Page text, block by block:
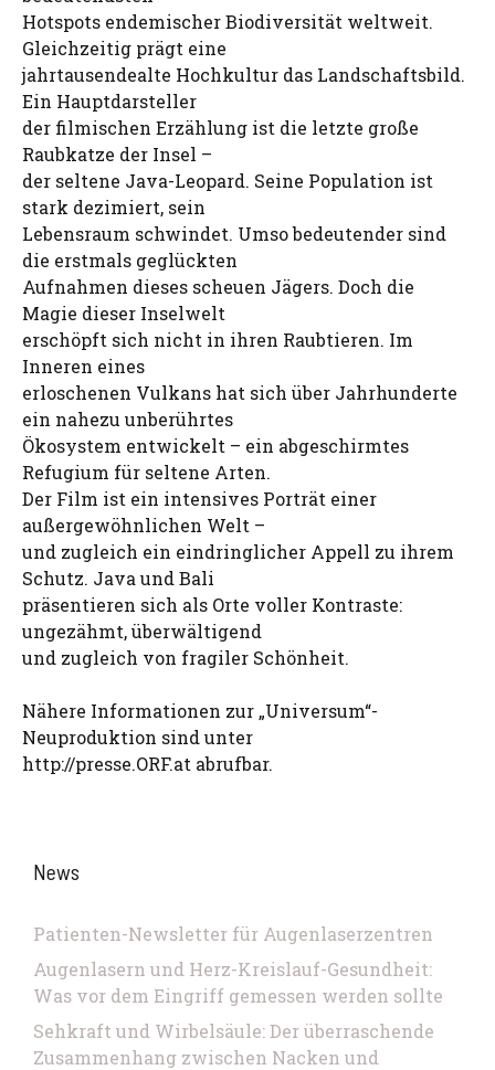
Hotspots endemischer Biodiversität weltweit.
Gleichzeitig prägt eine
jahrtausendealte Hochkultur das Landschaftsbild.
Ein Hauptdarsteller
der filmischen Erzählung ist die letzte große
Raubkatze der Insel –
der seltene Java-Leopard. Seine Population ist
stark dezimiert, sein
Lebensraum schwindet. Umso bedeutender sind
die erstmals geglückten
Aufnahmen dieses scheuen Jägers. Doch die
Magie dieser Inselwelt
erschöpft sich nicht in ihren Raubtieren. Im
Inneren eines
erloschenen Vulkans hat sich über Jahrhunderte
ein nahezu unberührtes
Ökosystem entwickelt – ein abgeschirmtes
Refugium für seltene Arten.
Der Film ist ein intensives Porträt einer
außergewöhnlichen Welt –
und zugleich ein eindringlicher Appell zu ihrem
Schutz. Java und Bali
präsentieren sich als Orte voller Kontraste:
ungezähmt, überwältigend
und zugleich von fragiler Schönheit.
Nähere Informationen zur „Universum“-
Neuproduktion sind unter
http://presse.ORF.at abrufbar.
News
Patienten-Newsletter für Augenlaserzentren
Augenlasern und Herz-Kreislauf-Gesundheit:
Was vor dem Eingriff gemessen werden sollte
Sehkraft und Wirbelsäule: Der überraschende
Zusammenhang zwischen Nacken und